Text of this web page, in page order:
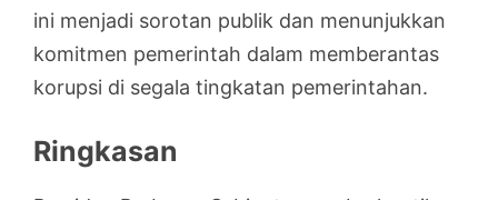
ini menjadi sorotan publik dan menunjukkan
komitmen pemerintah dalam memberantas
korupsi di segala tingkatan pemerintahan.
Ringkasan